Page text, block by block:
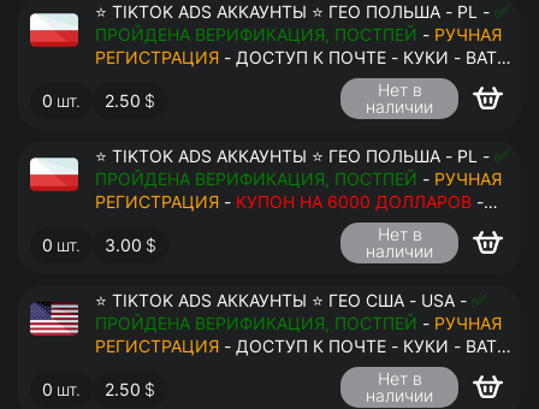
⭐ TIKTOK ADS АККАУНТЫ ⭐ ГЕО ПОЛЬША - PL - ✅
ПРОЙДЕНА ВЕРИФИКАЦИЯ, ПОСТПЕЙ - РУЧНАЯ
РЕГИСТРАЦИЯ - ДОСТУП К ПОЧТЕ - КУКИ - ВАТ
ЗАПОЛНЕН - ПЕРЕДАЧА В АНТИДЕТЕКТ
0 шт. 2.50 $
Нет в
наличии
⭐ TIKTOK ADS АККАУНТЫ ⭐ ГЕО ПОЛЬША - PL - ✅
ПРОЙДЕНА ВЕРИФИКАЦИЯ, ПОСТПЕЙ - РУЧНАЯ
РЕГИСТРАЦИЯ - КУПОН НА 6000 ДОЛЛАРОВ -
ДОСТУП К ПОЧТЕ - КУКИ - ВАТ ЗАПОЛНЕН -
ПЕРЕДАЧА В АНТИДЕТЕКТ
0 шт. 3.00 $
Нет в
наличии
⭐ TIKTOK ADS АККАУНТЫ ⭐ ГЕО США - USA - ✅
ПРОЙДЕНА ВЕРИФИКАЦИЯ, ПОСТПЕЙ - РУЧНАЯ
РЕГИСТРАЦИЯ - ДОСТУП К ПОЧТЕ - КУКИ - ВАТ
ЗАПОЛНЕН - ПЕРЕДАЧА В АНТИДЕТЕКТ
0 шт. 2.50 $
Нет в
наличии